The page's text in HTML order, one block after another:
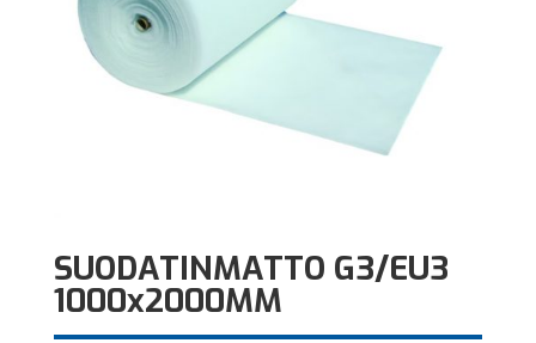
SUODATINMATTO G3/EU3
1000x2000MM